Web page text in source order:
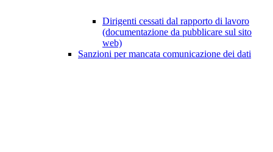
Dirigenti cessati dal rapporto di lavoro
(documentazione da pubblicare sul sito
web)
Sanzioni per mancata comunicazione dei dati